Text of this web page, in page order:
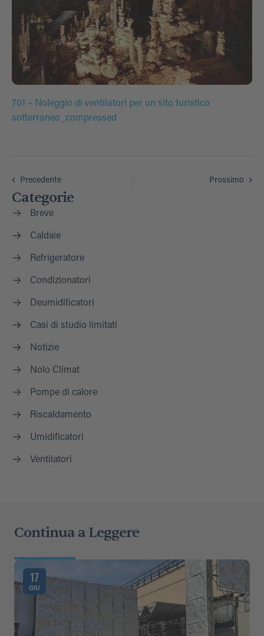
701 – Noleggio di ventilatori per un sito turistico
sotterraneo_compressed
Precedente Prossimo
Categorie
Breve
Caldaie
Refrigeratore
Condizionatori
Deumidificatori
Casi di studio limitati
Notizie
Nolo Climat
Pompe di calore
Riscaldamento
Umidificatori
Ventilatori
Continua a Leggere
17
GIU